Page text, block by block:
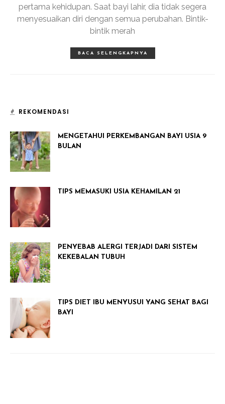
pertama kehidupan. Saat bayi lahir, dia tidak segera
menyesuaikan diri dengan semua perubahan. Bintik-
bintik merah
BACA SELENGKAPNYA
REKOMENDASI
MENGETAHUI PERKEMBANGAN BAYI USIA 9
BULAN
TIPS MEMASUKI USIA KEHAMILAN 21
PENYEBAB ALERGI TERJADI DARI SISTEM
KEKEBALAN TUBUH
TIPS DIET IBU MENYUSUI YANG SEHAT BAGI
BAYI